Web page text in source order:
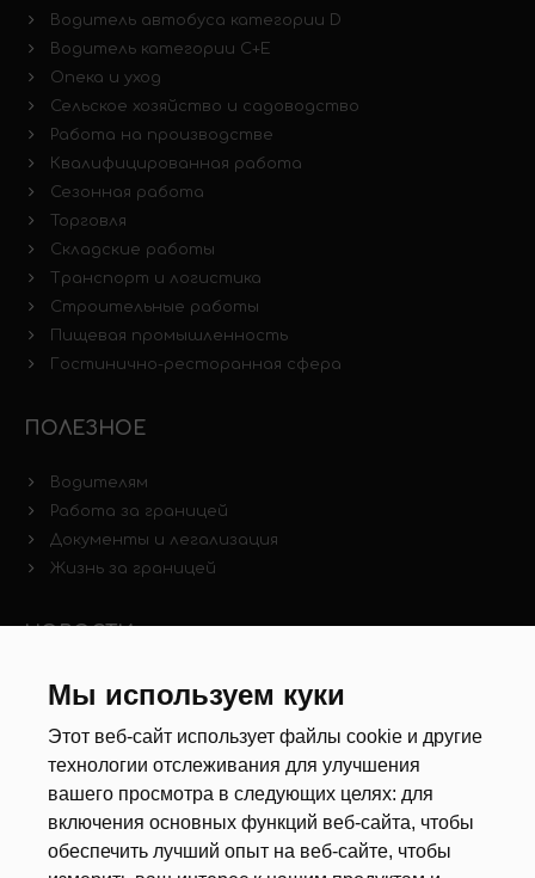
Мы используем куки
Этот веб-сайт использует файлы cookie и другие
технологии отслеживания для улучшения
вашего просмотра в следующих целях: для
включения основных функций веб-сайта, чтобы
обеспечить лучший опыт на веб-сайте, чтобы
Водитель автобуса категории D
Водитель категории C+E
Опека и уход
Сельское хозяйство и садоводство
Работа на производстве
Квалифицированная работа
Сезонная работа
Торговля
Складские работы
Транспорт и логистика
Строительные работы
Пищевая промышленность
Гостинично-ресторанная сфера
ПОЛЕЗНОЕ
Водителям
Работа за границей
Документы и легализация
Жизнь за границей
НОВОСТИ
Новости рынка труда
Анкета
Калькулятор дат